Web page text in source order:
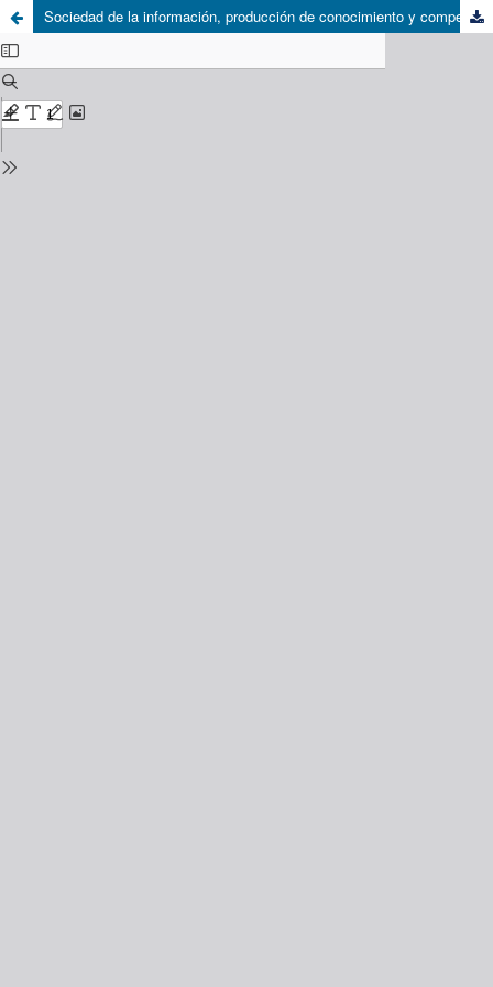
Sociedad de la información, producción de conocimiento y competencias básicas: de la idealidad global a la realidad regional